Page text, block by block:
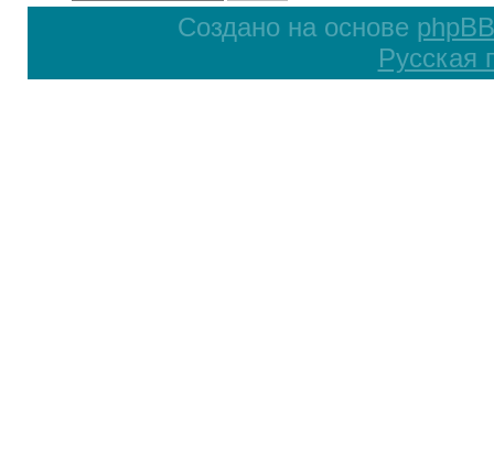
Создано на основе phpBB
Русская